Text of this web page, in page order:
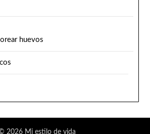
huevos
2026 Mi estilo de vida